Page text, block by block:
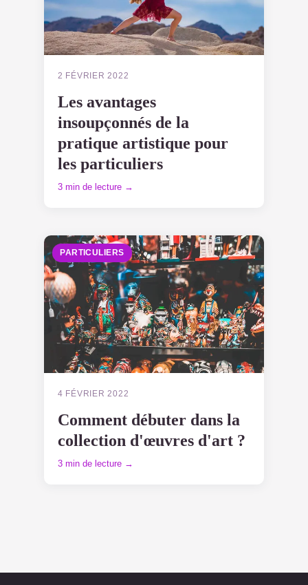
2 FÉVRIER 2022
Les avantages
insoupçonnés de la
pratique artistique pour
les particuliers
3 min de lecture →
PARTICULIERS
4 FÉVRIER 2022
Comment débuter dans la
collection d'œuvres d'art ?
3 min de lecture →